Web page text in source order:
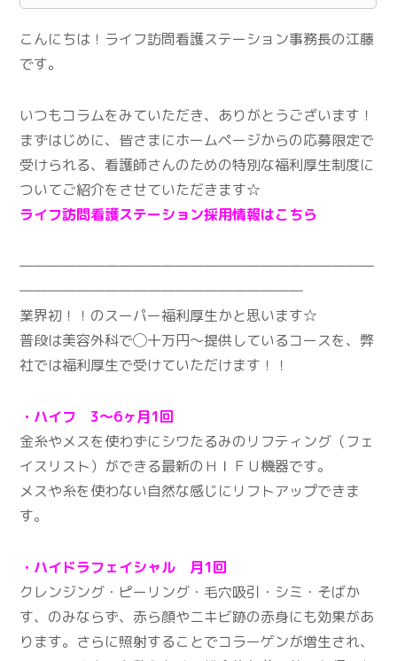
こんにちは！ライフ訪問看護ステーション事務長の江藤
です。
いつもコラムをみていただき、ありがとうございます！
まずはじめに、皆さまにホームページからの応募限定で
受けられる、看護師さんのための特別な福利厚生制度に
ついてご紹介をさせていただきます☆
ライフ訪問看護ステーション採用情報はこちら
―――――――――――――――――――――――――
――――――――――――――――――――
業界初！！のスーパー福利厚生かと思います☆
普段は美容外科で◯十万円〜提供しているコースを、弊
社では福利厚生で受けていただけます！！
・ハイフ 3～6ヶ月1回
金糸やメスを使わずにシワたるみのリフティング（フェ
イスリスト）ができる最新のＨＩＦＵ機器です。
メスや糸を使わない自然な感じにリフトアップできま
す。
・ハイドラフェイシャル 月1回
クレンジング・ピーリング・毛穴吸引・シミ・そばか
す、のみならず、赤ら顔やニキビ跡の赤身にも効果があ
ります。さらに照射することでコラーゲンが増生され、